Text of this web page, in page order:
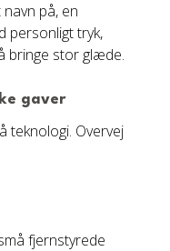
på, en
personligt tryk,
bringe stor glæde.
gaver
teknologi. Overvej
fjernstyrede